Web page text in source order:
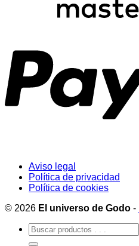
Aviso legal
Política de privacidad
Política de cookies
© 2026 El universo de Godo -
Buscar
por: